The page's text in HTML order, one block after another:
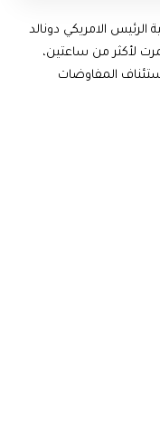
الامريكي دونالد
لأكثر من ساعتين،
المفاوضات